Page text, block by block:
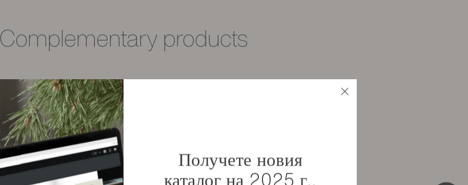
Complementary products
Получете новия
каталог на 2025 г.,